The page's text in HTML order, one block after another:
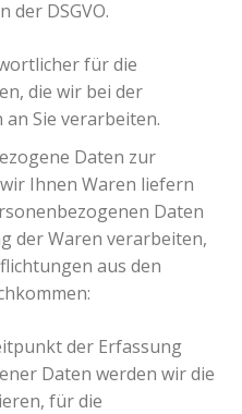
der DSGVO.
für die
die wir bei der
Sie verarbeiten.
Daten zur
Ihnen Waren liefern
Daten
der Waren verarbeiten,
aus den
der Erfassung
Daten werden wir die
für die